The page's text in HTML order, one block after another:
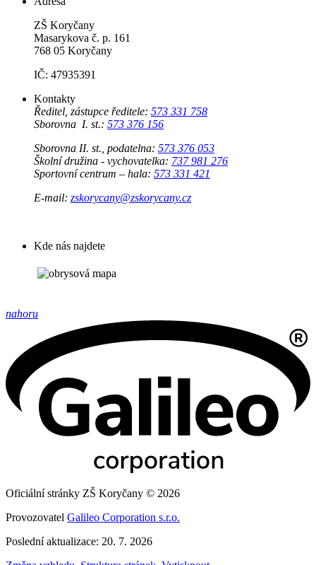
ZŠ Koryčany
Masarykova č. p. 161
768 05 Koryčany
IČ: 47935391
Kontakty
Ředitel, zástupce ředitele: 573 331 758
Sborovna I. st.: 573 376 156
Sborovna II. st., podatelna: 573 376 053
Školní družina - vychovatelka: 737 981 276
Sportovní centrum – hala: 573 331 421
E-mail: zskorycany@zskorycany.cz
Kde nás najdete
nahoru
Oficiální stránky ZŠ Koryčany © 2026
Provozovatel Galileo Corporation s.r.o.
Poslední aktualizace: 20. 7. 2026